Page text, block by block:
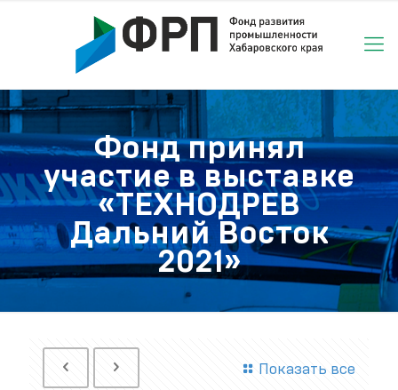
Фонд принял
участие в выставке
«ТЕХНОДРЕВ
Дальний Восток
2021»
Показать все